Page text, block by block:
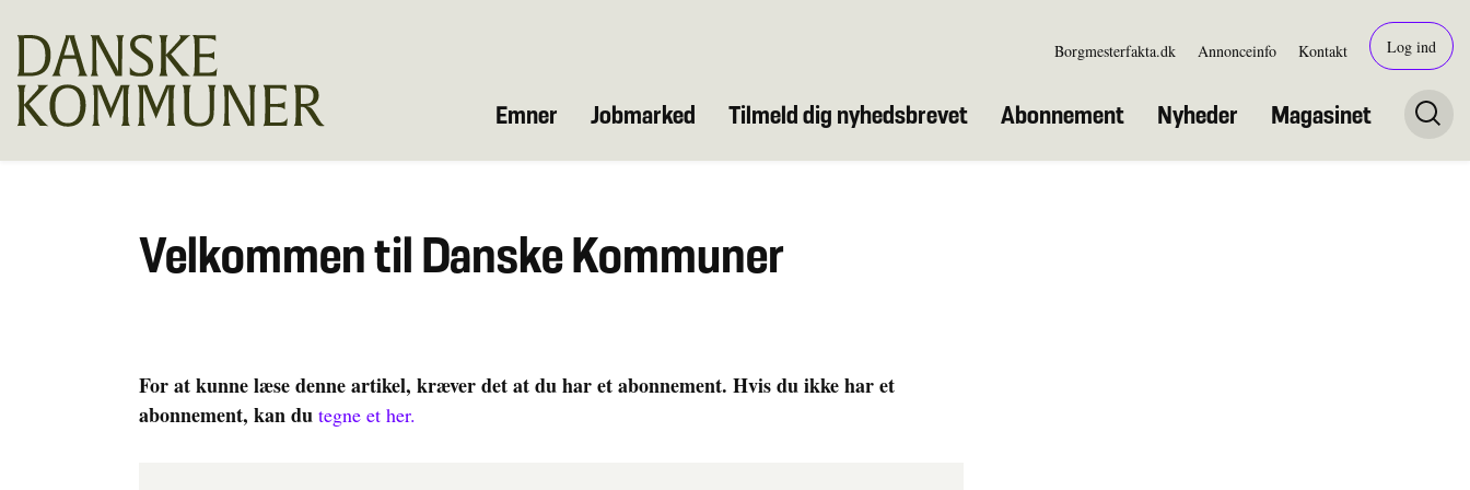
Borgmesterfakta.dk Annonceinfo Kontakt Log ind
Emner Jobmarked Tilmeld dig nyhedsbrevet Abonnement Nyheder Magasinet
Velkommen til Danske Kommuner
For at kunne læse denne artikel, kræver det at du har et abonnement. Hvis du ikke har et
abonnement, kan du tegne et her.